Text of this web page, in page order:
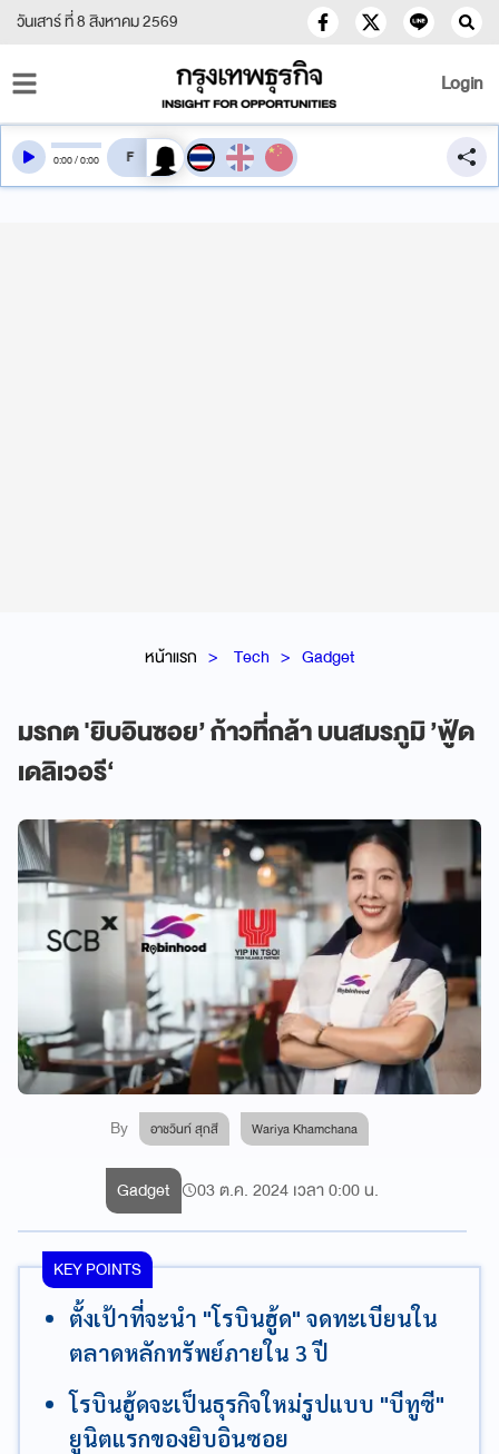
วันเสาร์ ที่ 8 สิงหาคม 2569
Login
หน้าแรก Tech Gadget
มรกต 'ยิบอินซอย’ ก้าวที่กล้า บนสมรภูมิ ’ฟู้ด
เดลิเวอรี‘
By อาชวินท์ สุกสี Wariya Khamchana
0:00/0:00 สลับเสียงอ่าน
Gadget 03 ต.ค. 2024 เวลา 0:00 น.
KEY POINTS
ตั้งเป้าที่จะนำ "โรบินฮู้ด" จดทะเบียนใน
ตลาดหลักทรัพย์ภายใน 3 ปี
โรบินฮู้ดจะเป็นธุรกิจใหม่รูปแบบ "บีทูซี"
ยูนิตแรกของยิบอินซอย